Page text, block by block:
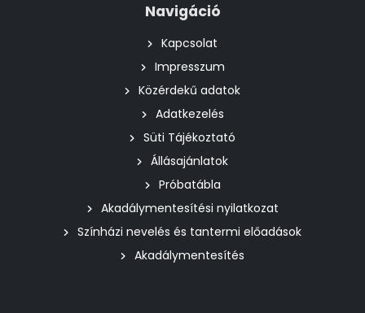
Navigáció
Kapcsolat
Impresszum
Közérdekű adatok
Adatkezelés
Süti Tájékoztató
Állásajánlatok
Próbatábla
Akadálymentesítési nyilatkozat
Színházi nevelés és tantermi előadások
Akadálymentesítés